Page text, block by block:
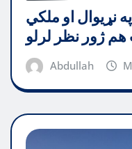
نړیوال او ملکي
ژور نظر لرلو
Abdullah